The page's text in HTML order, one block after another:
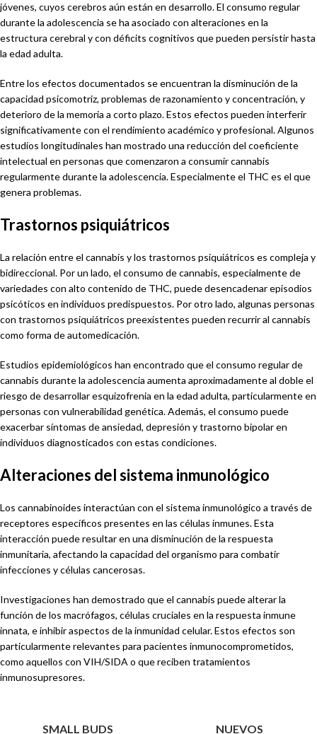
jóvenes, cuyos cerebros aún están en desarrollo. El consumo regular
durante la adolescencia se ha asociado con alteraciones en la
estructura cerebral y con déficits cognitivos que pueden persistir hasta
la edad adulta.
Entre los efectos documentados se encuentran la disminución de la
capacidad psicomotriz, problemas de razonamiento y concentración, y
deterioro de la memoria a corto plazo. Estos efectos pueden interferir
significativamente con el rendimiento académico y profesional. Algunos
estudios longitudinales han mostrado una reducción del coeficiente
intelectual en personas que comenzaron a consumir cannabis
regularmente durante la adolescencia. Especialmente el THC es el que
genera problemas.
Trastornos psiquiátricos
La relación entre el cannabis y los trastornos psiquiátricos es compleja y
bidireccional. Por un lado, el consumo de cannabis, especialmente de
variedades con alto contenido de THC, puede desencadenar episodios
psicóticos en individuos predispuestos. Por otro lado, algunas personas
con trastornos psiquiátricos preexistentes pueden recurrir al cannabis
como forma de automedicación.
Estudios epidemiológicos han encontrado que el consumo regular de
cannabis durante la adolescencia aumenta aproximadamente al doble el
riesgo de desarrollar esquizofrenia en la edad adulta, particularmente en
personas con vulnerabilidad genética. Además, el consumo puede
exacerbar síntomas de ansiedad, depresión y trastorno bipolar en
individuos diagnosticados con estas condiciones.
Alteraciones del sistema inmunológico
Los cannabinoides interactúan con el sistema inmunológico a través de
receptores específicos presentes en las células inmunes. Esta
interacción puede resultar en una disminución de la respuesta
inmunitaria, afectando la capacidad del organismo para combatir
infecciones y células cancerosas.
Investigaciones han demostrado que el cannabis puede alterar la
función de los macrófagos, células cruciales en la respuesta inmune
innata, e inhibir aspectos de la inmunidad celular. Estos efectos son
particularmente relevantes para pacientes inmunocomprometidos,
como aquellos con VIH/SIDA o que reciben tratamientos
inmunosupresores.
SMALL BUDS NUEVOS